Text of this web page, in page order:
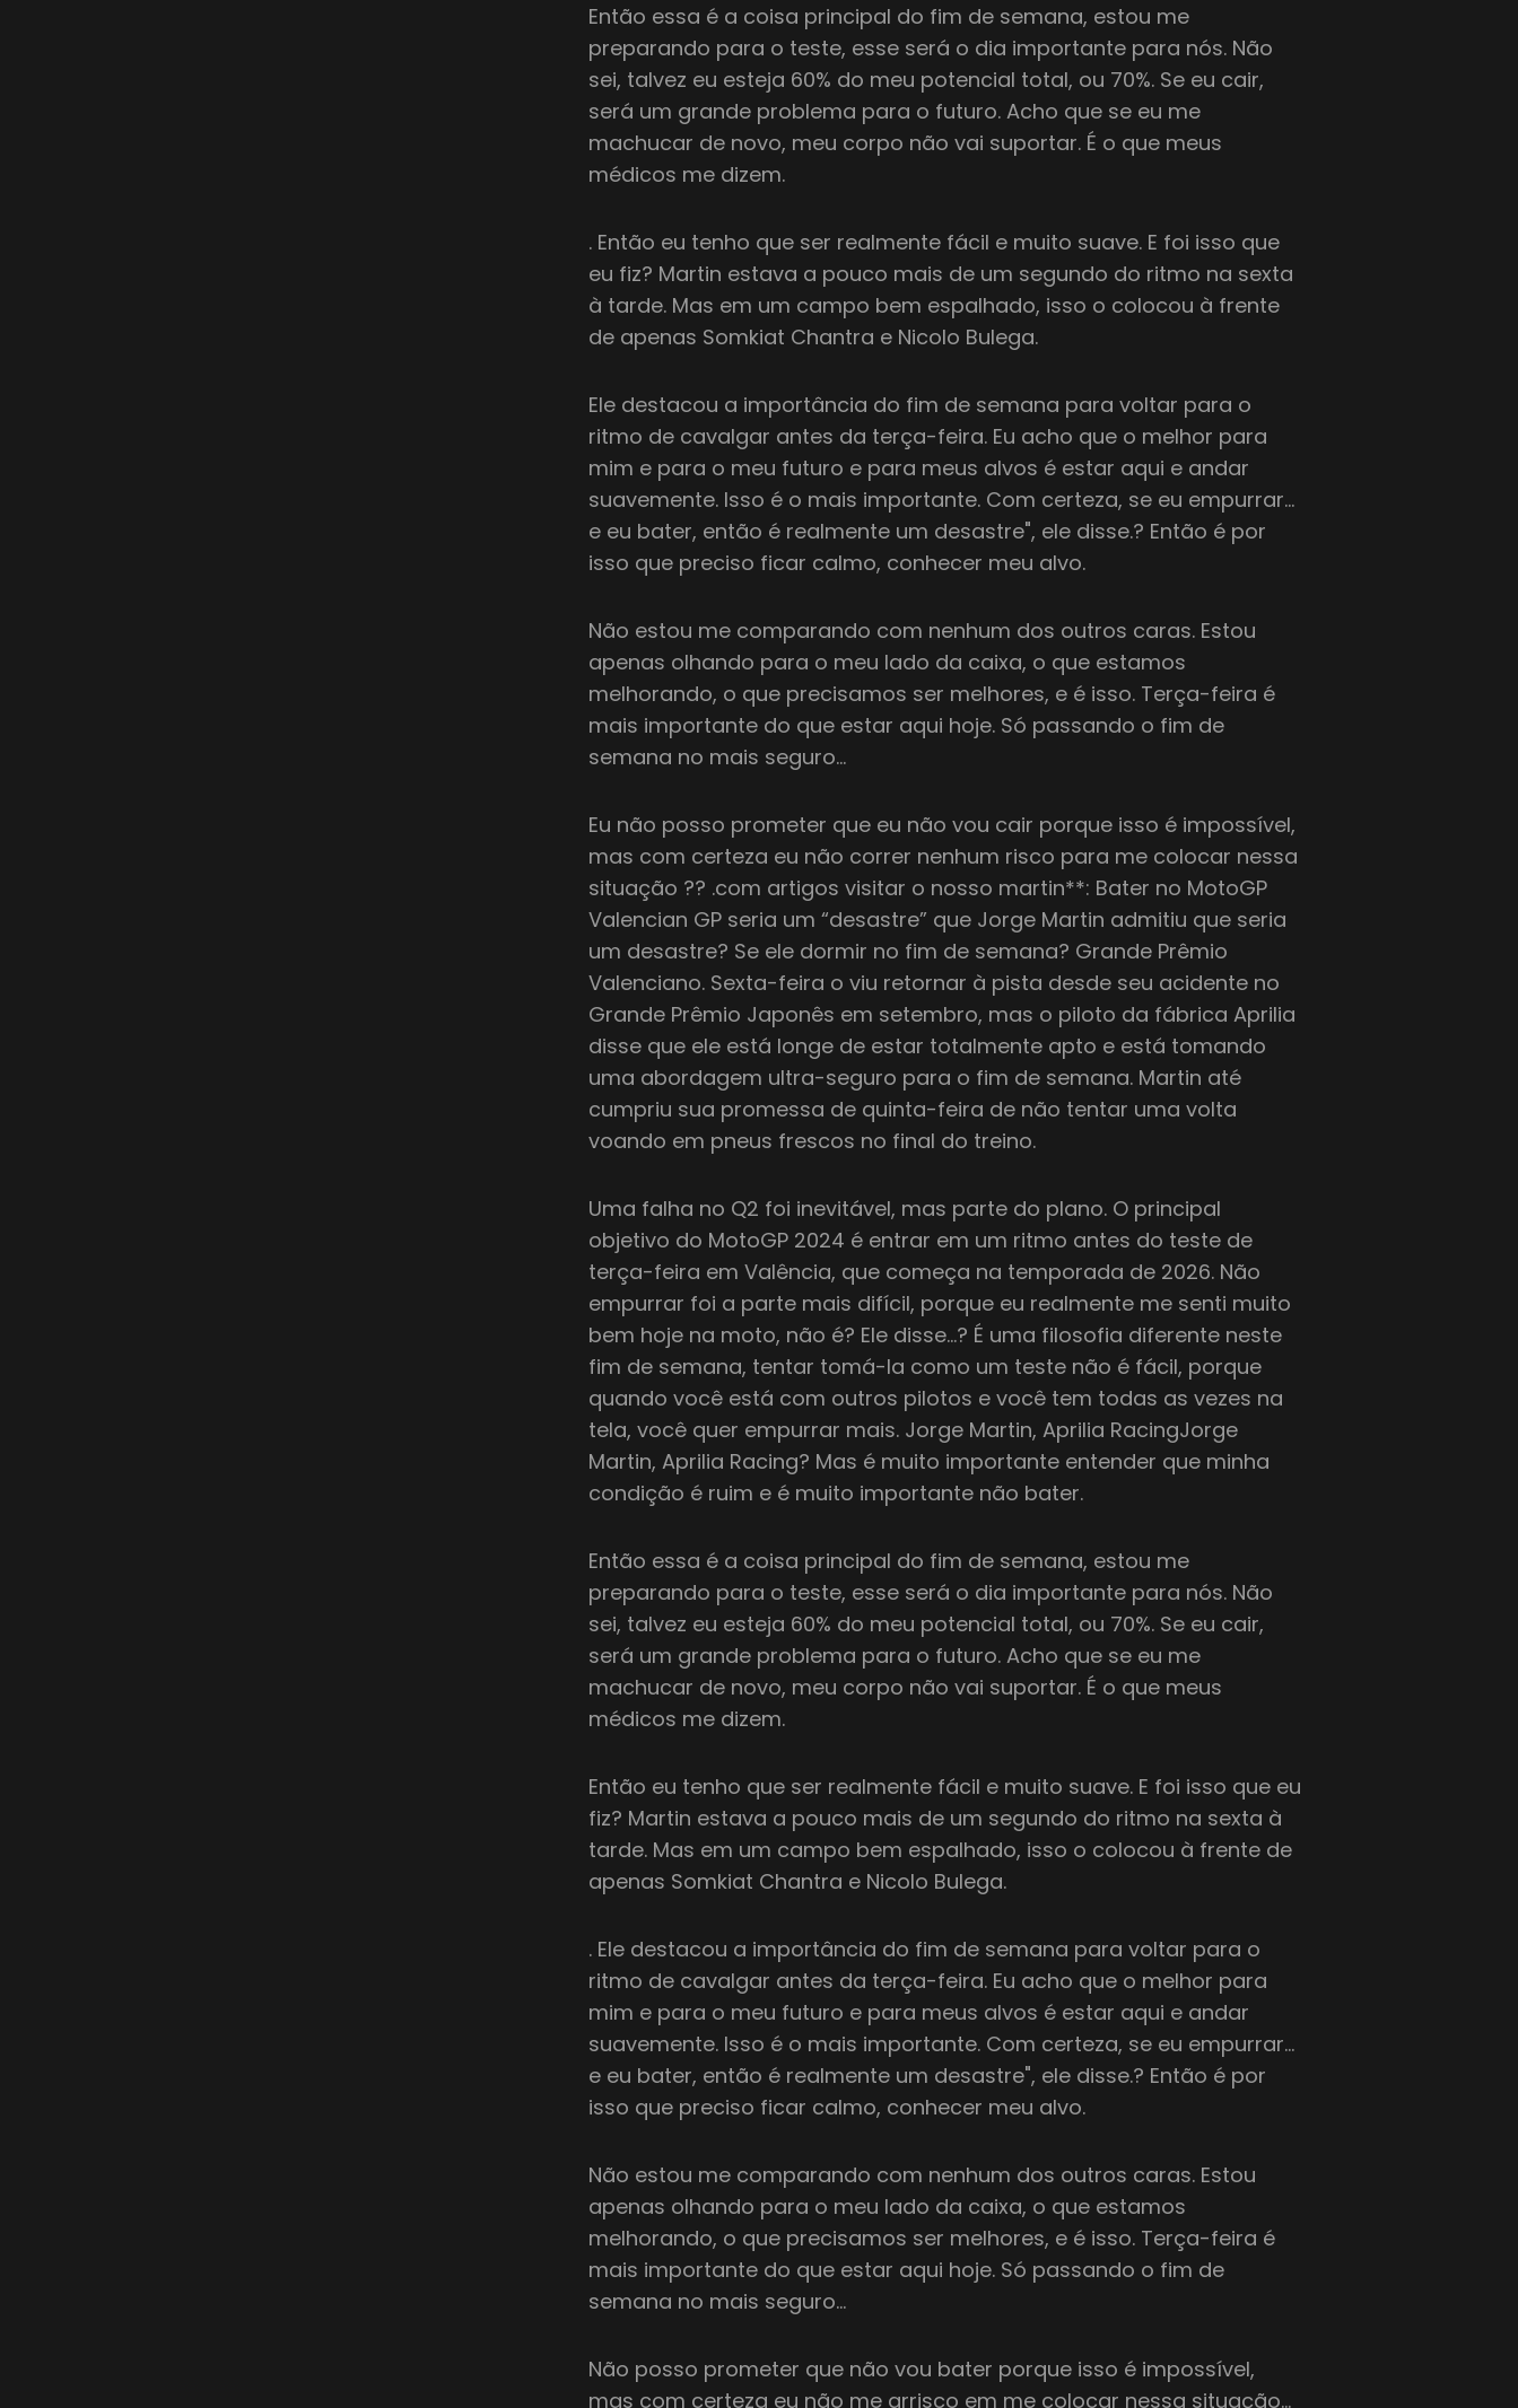
Então essa é a coisa principal do fim de semana, estou me
preparando para o teste, esse será o dia importante para nós. Não
sei, talvez eu esteja 60% do meu potencial total, ou 70%. Se eu cair,
será um grande problema para o futuro. Acho que se eu me
machucar de novo, meu corpo não vai suportar. É o que meus
médicos me dizem.
. Então eu tenho que ser realmente fácil e muito suave. E foi isso que
eu fiz? Martin estava a pouco mais de um segundo do ritmo na sexta
à tarde. Mas em um campo bem espalhado, isso o colocou à frente
de apenas Somkiat Chantra e Nicolo Bulega.
Ele destacou a importância do fim de semana para voltar para o
ritmo de cavalgar antes da terça-feira. Eu acho que o melhor para
mim e para o meu futuro e para meus alvos é estar aqui e andar
suavemente. Isso é o mais importante. Com certeza, se eu empurrar…
e eu bater, então é realmente um desastre", ele disse.? Então é por
isso que preciso ficar calmo, conhecer meu alvo.
Não estou me comparando com nenhum dos outros caras. Estou
apenas olhando para o meu lado da caixa, o que estamos
melhorando, o que precisamos ser melhores, e é isso. Terça-feira é
mais importante do que estar aqui hoje. Só passando o fim de
semana no mais seguro…
Eu não posso prometer que eu não vou cair porque isso é impossível,
mas com certeza eu não correr nenhum risco para me colocar nessa
situação ?? .com artigos visitar o nosso martin**: Bater no MotoGP
Valencian GP seria um “desastre” que Jorge Martin admitiu que seria
um desastre? Se ele dormir no fim de semana? Grande Prêmio
Valenciano. Sexta-feira o viu retornar à pista desde seu acidente no
Grande Prêmio Japonês em setembro, mas o piloto da fábrica Aprilia
disse que ele está longe de estar totalmente apto e está tomando
uma abordagem ultra-seguro para o fim de semana. Martin até
cumpriu sua promessa de quinta-feira de não tentar uma volta
voando em pneus frescos no final do treino.
Uma falha no Q2 foi inevitável, mas parte do plano. O principal
objetivo do MotoGP 2024 é entrar em um ritmo antes do teste de
terça-feira em Valência, que começa na temporada de 2026. Não
empurrar foi a parte mais difícil, porque eu realmente me senti muito
bem hoje na moto, não é? Ele disse…? É uma filosofia diferente neste
fim de semana, tentar tomá-la como um teste não é fácil, porque
quando você está com outros pilotos e você tem todas as vezes na
tela, você quer empurrar mais. Jorge Martin, Aprilia RacingJorge
Martin, Aprilia Racing? Mas é muito importante entender que minha
condição é ruim e é muito importante não bater.
Então essa é a coisa principal do fim de semana, estou me
preparando para o teste, esse será o dia importante para nós. Não
sei, talvez eu esteja 60% do meu potencial total, ou 70%. Se eu cair,
será um grande problema para o futuro. Acho que se eu me
machucar de novo, meu corpo não vai suportar. É o que meus
médicos me dizem.
Então eu tenho que ser realmente fácil e muito suave. E foi isso que eu
fiz? Martin estava a pouco mais de um segundo do ritmo na sexta à
tarde. Mas em um campo bem espalhado, isso o colocou à frente de
apenas Somkiat Chantra e Nicolo Bulega.
. Ele destacou a importância do fim de semana para voltar para o
ritmo de cavalgar antes da terça-feira. Eu acho que o melhor para
mim e para o meu futuro e para meus alvos é estar aqui e andar
suavemente. Isso é o mais importante. Com certeza, se eu empurrar…
e eu bater, então é realmente um desastre", ele disse.? Então é por
isso que preciso ficar calmo, conhecer meu alvo.
Não estou me comparando com nenhum dos outros caras. Estou
apenas olhando para o meu lado da caixa, o que estamos
melhorando, o que precisamos ser melhores, e é isso. Terça-feira é
mais importante do que estar aqui hoje. Só passando o fim de
semana no mais seguro…
Não posso prometer que não vou bater porque isso é impossível,
mas com certeza eu não me arrisco em me colocar nessa situação…